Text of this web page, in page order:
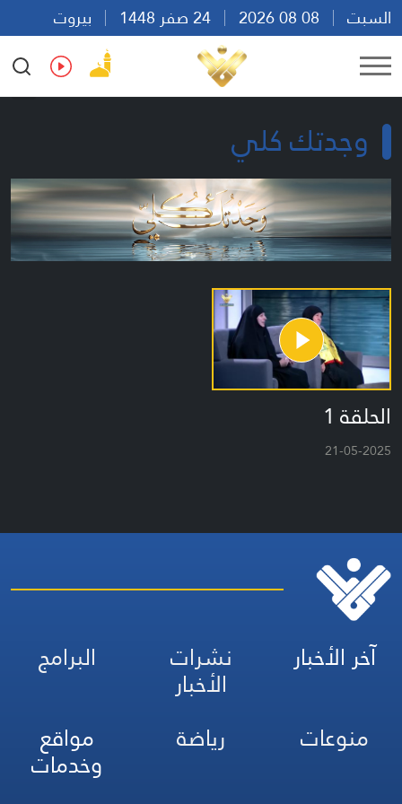
السبت
بيروت
16:22
Ar En Fr Es
وجدتك كلي
الحلقة 1
21-05-2025
آخر الأخبار نشرات
الأخبار
البرامج
منوعات
رياضة مواقع
وخدمات